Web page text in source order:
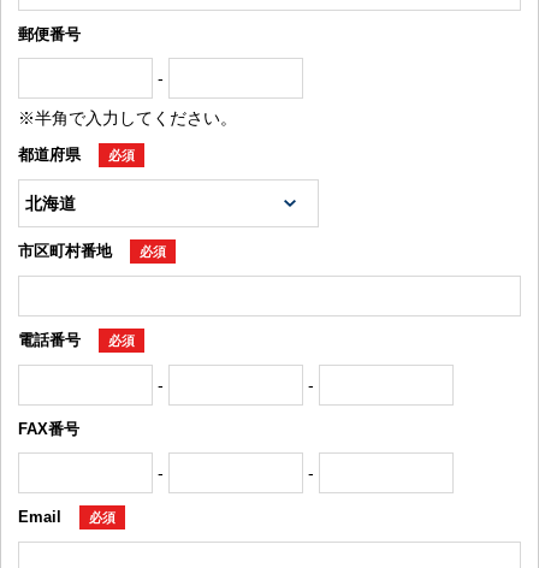
郵便番号
-
※半角で入力してください。
都道府県 必須
市区町村番地 必須
電話番号 必須
- -
FAX番号
- -
Email 必須